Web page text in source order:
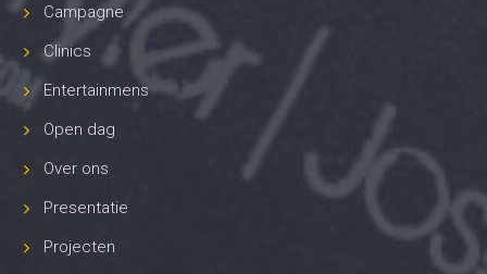
Campagne
Clinics
Entertainmens
Open dag
Over ons
Presentatie
Projecten